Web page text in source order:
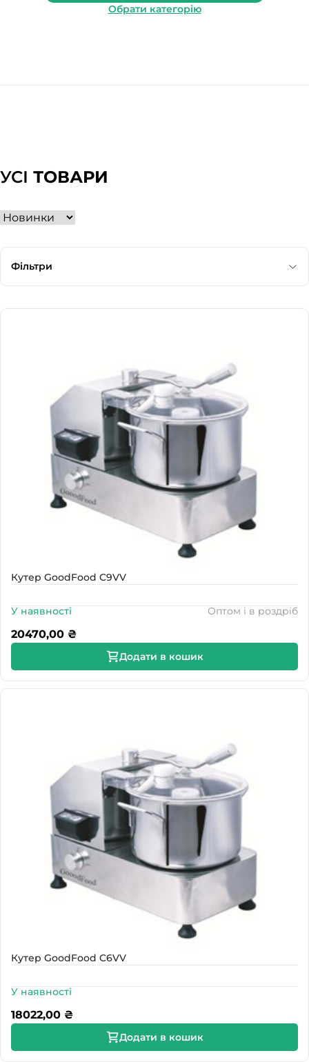
Обрати категорію
УСІ ТОВАРИ
Фільтри
В наявності
Кутер GoodFood C9VV
У наявності Оптом і в роздріб
20470,00 ₴
Додати в кошик
Кутер GoodFood C6VV
У наявності
18022,00 ₴
Додати в кошик